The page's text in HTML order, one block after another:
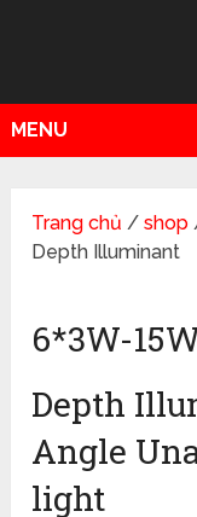
MENU
Trang chủ /shop
Depth Illuminant
6*3W-
Depth
Angle
light